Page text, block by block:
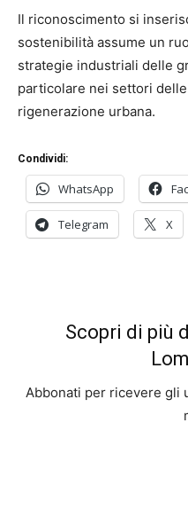
Il riconoscimento si
sostenibilità assume un
strategie industriali delle
particolare nei settori
rigenerazione urbana.
Condividi:
WhatsApp
Telegram X
Scopri di più
Abbonati per ricevere gli